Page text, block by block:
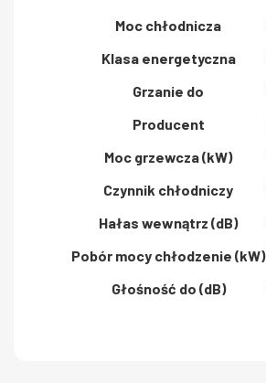
Moc chłodnicza
Klasa energetyczna
Grzanie do
Producent
Moc grzewcza (kW)
Czynnik chłodniczy
Hałas wewnątrz (dB)
Pobór mocy chłodzenie (kW)
Głośność do (dB)